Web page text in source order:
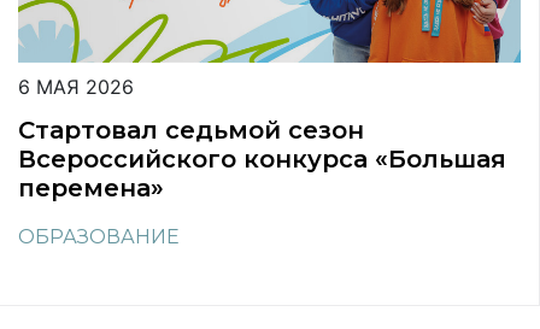
6 МАЯ 2026
Стартовал седьмой сезон
Всероссийского конкурса «Большая
перемена»
ОБРАЗОВАНИЕ